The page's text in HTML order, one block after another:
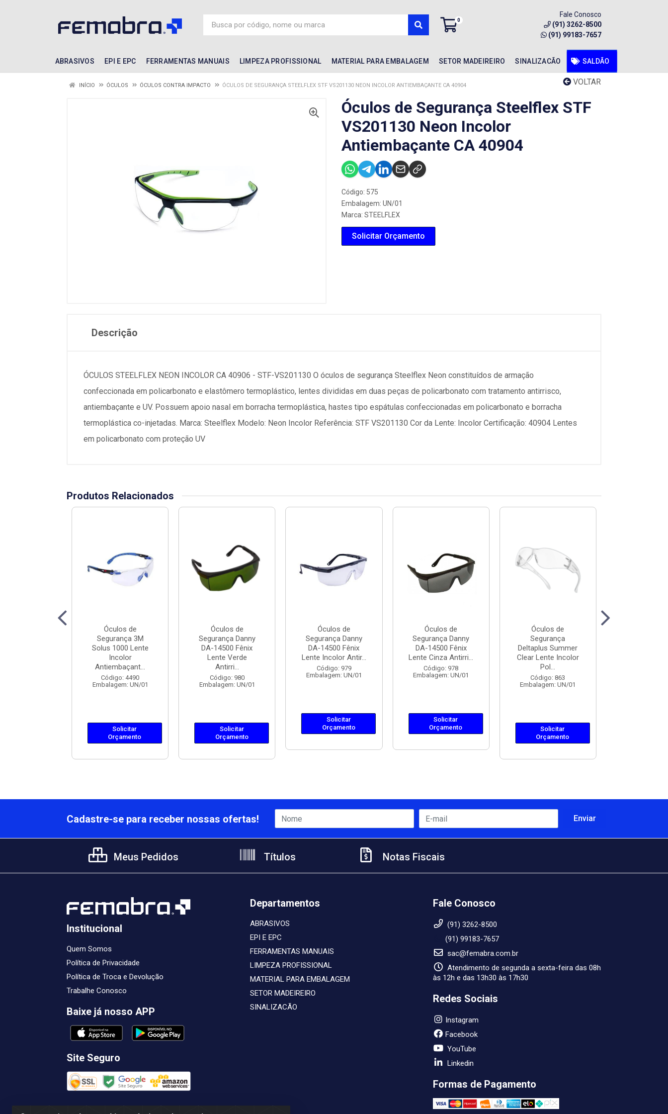
0
Fale Conosco
(91) 3262-8500
(91) 99183-7657
ABRASIVOS EPI E EPC FERRAMENTAS MANUAIS LIMPEZA PROFISSIONAL MATERIAL PARA EMBALAGEM SETOR MADEIREIRO SINALIZACÃO SALDÃO
VOLTAR
INÍCIO ÓCULOS ÓCULOS CONTRA IMPACTO ÓCULOS DE SEGURANÇA STEELFLEX STF VS201130 NEON INCOLOR ANTIEMBAÇANTE CA 40904
Óculos de Segurança Steelflex STF
VS201130 Neon Incolor
Antiembaçante CA 40904
Código: 575
Embalagem: UN/01
Marca: STEELFLEX
Solicitar Orçamento
Descrição
ÓCULOS STEELFLEX NEON INCOLOR CA 40906 - STF-VS201130 O óculos de segurança Steelflex Neon constituídos de armação
confeccionada em policarbonato e elastômero termoplástico, lentes divididas em duas peças de policarbonato com tratamento antirrisco,
antiembaçante e UV. Possuem apoio nasal em borracha termoplástica, hastes tipo espátulas confeccionadas em policarbonato e borracha
termoplástica co-injetadas. Marca: Steelflex Modelo: Neon Incolor Referência: STF VS201130 Cor da Lente: Incolor Certificação: 40904 Lentes
em policarbonato com proteção UV
Produtos Relacionados
Óculos de
Segurança 3M
Solus 1000 Lente
Incolor
Antiembaçant...
Código: 4490
Embalagem: UN/01
Solicitar
Orçamento
Óculos de
Segurança Danny
DA-14500 Fênix
Lente Verde
Antirri...
Código: 980
Embalagem: UN/01
Solicitar
Orçamento
Óculos de
Segurança Danny
DA-14500 Fênix
Lente Incolor Antir...
Código: 979
Embalagem: UN/01
Solicitar
Orçamento
Óculos de
Segurança Danny
DA-14500 Fênix
Lente Cinza Antirri...
Código: 978
Embalagem: UN/01
Solicitar
Orçamento
Óculos de
Segurança
Deltaplus Summer
Clear Lente Incolor
Pol...
Código: 863
Embalagem: UN/01
Solicitar
Orçamento
Cadastre-se para receber nossas ofertas!
Meus Pedidos Títulos Notas Fiscais
Institucional
Quem Somos
Política de Privacidade
Política de Troca e Devolução
Trabalhe Conosco
Baixe já nosso APP
Site Seguro
Departamentos
ABRASIVOS
EPI E EPC
FERRAMENTAS MANUAIS
LIMPEZA PROFISSIONAL
MATERIAL PARA EMBALAGEM
SETOR MADEIREIRO
SINALIZACÃO
Fale Conosco
(91) 3262-8500
(91) 99183-7657
sac@femabra.com.br
Atendimento de segunda a sexta-feira das 08h
às 12h e das 13h30 às 17h30
Redes Sociais
Instagram
Facebook
YouTube
Linkedin
Formas de Pagamento